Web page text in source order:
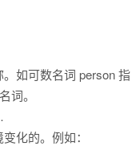
如可数名词 person 指
词。
化的。例如：